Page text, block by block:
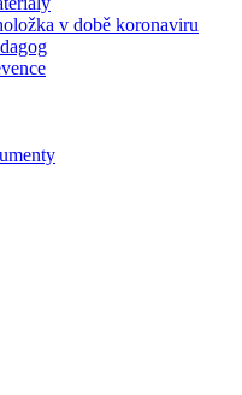
v době koronaviru